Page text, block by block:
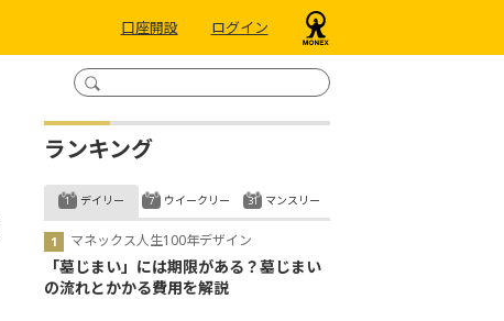
口座開設 ログイン
ランキング
デイリー
マネックス人生100年デザイン
「墓じまい」には期限がある？墓じまい
の流れとかかる費用を解説
ウイークリー マンスリー